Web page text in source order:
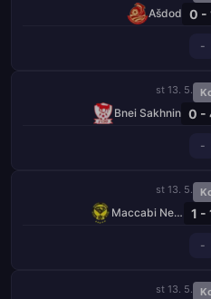
Ašdod 0 -
-
st 13. 5.
Bnei Sakhnin 0 -
-
st 13. 5.
Maccabi Netanya 1 -
-
st 13. 5.